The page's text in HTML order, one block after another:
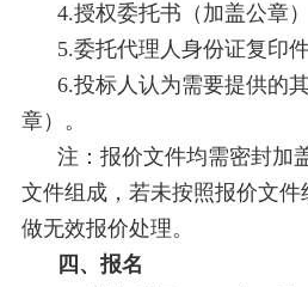
4.授权委托书（加盖公章）
5.委托代理人身份证复印件
6.投标人认为需要提供的
章）。
注：报价文件均需密封加
文件组成，若未按照报价文件
做无效报价处理。
四、报名